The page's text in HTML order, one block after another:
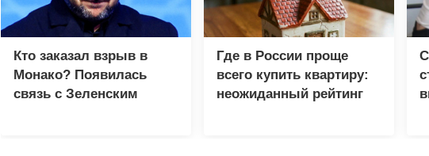
Кто заказал взрыв в
Монако? Появилась
связь с Зеленским
Где в России проще
всего купить квартиру:
неожиданный рейтинг